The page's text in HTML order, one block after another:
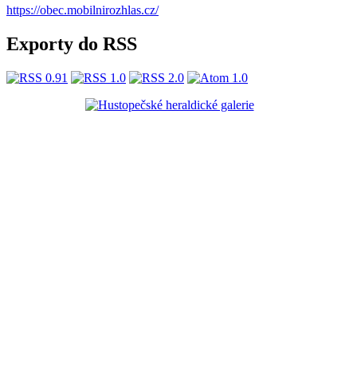
https://obec.mobilnirozhlas.cz/
Exporty do RSS